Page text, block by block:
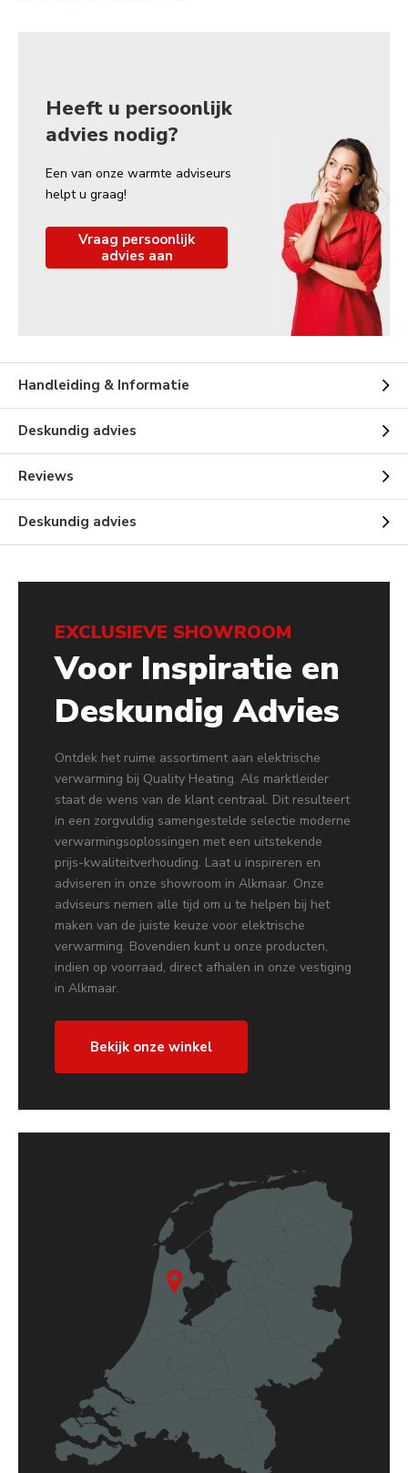
Heeft u persoonlijk
advies nodig?
Een van onze warmte adviseurs
helpt u graag!
Vraag persoonlijk
advies aan
Handleiding & Informatie
Deskundig advies
Reviews
Deskundig advies
EXCLUSIEVE SHOWROOM
Voor Inspiratie en
Deskundig Advies
Ontdek het ruime assortiment aan elektrische
verwarming bij Quality Heating. Als marktleider
staat de wens van de klant centraal. Dit resulteert
in een zorgvuldig samengestelde selectie moderne
verwarmingsoplossingen met een uitstekende
prijs-kwaliteitverhouding. Laat u inspireren en
adviseren in onze showroom in Alkmaar. Onze
adviseurs nemen alle tijd om u te helpen bij het
maken van de juiste keuze voor elektrische
verwarming. Bovendien kunt u onze producten,
indien op voorraad, direct afhalen in onze vestiging
in Alkmaar.
Bekijk onze winkel